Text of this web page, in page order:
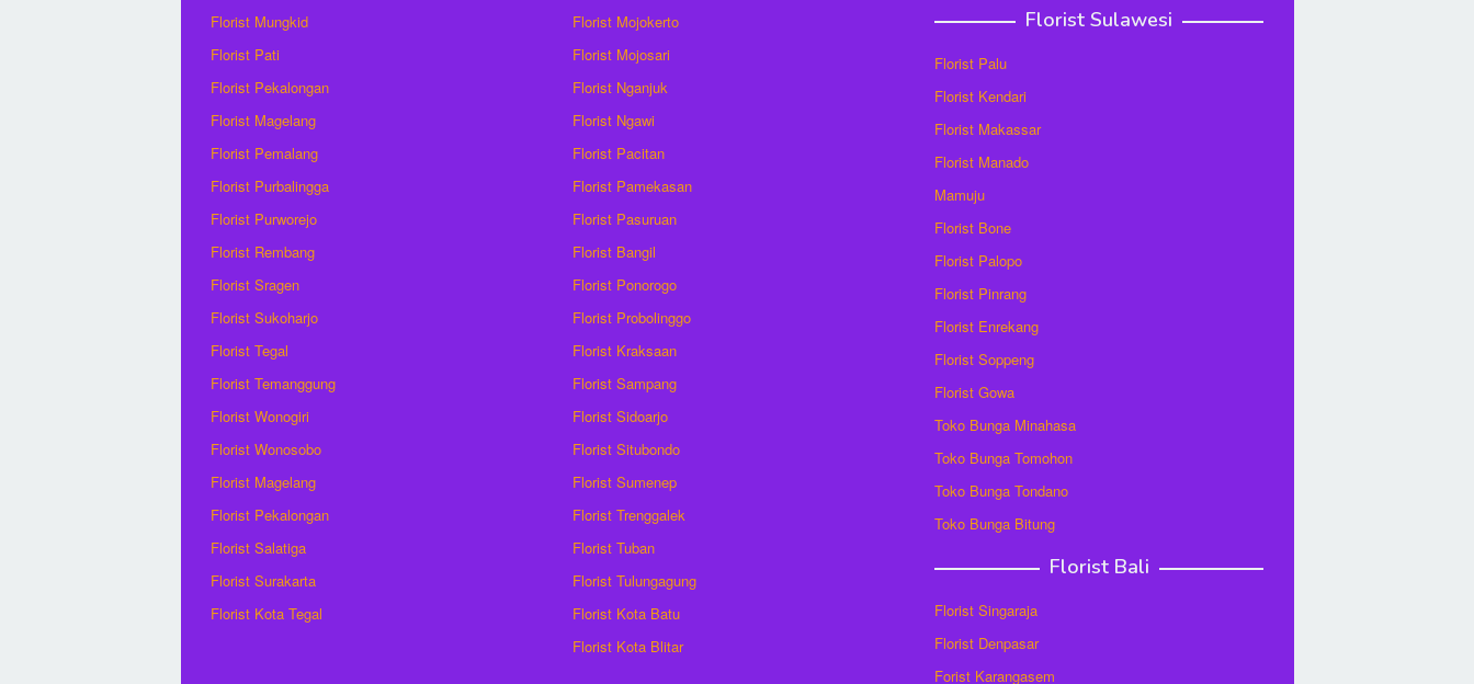
Florist Mungkid
Florist Pati
Florist Pekalongan
Florist Magelang
Florist Pemalang
Florist Purbalingga
Florist Purworejo
Florist Rembang
Florist Sragen
Florist Sukoharjo
Florist Tegal
Florist Temanggung
Florist Wonogiri
Florist Wonosobo
Florist Magelang
Florist Pekalongan
Florist Salatiga
Florist Surakarta
Florist Kota Tegal
Florist Mojokerto
Florist Mojosari
Florist Nganjuk
Florist Ngawi
Florist Pacitan
Florist Pamekasan
Florist Pasuruan
Florist Bangil
Florist Ponorogo
Florist Probolinggo
Florist Kraksaan
Florist Sampang
Florist Sidoarjo
Florist Situbondo
Florist Sumenep
Florist Trenggalek
Florist Tuban
Florist Tulungagung
Florist Kota Batu
Florist Kota Blitar
Florist Sulawesi
Florist Palu
Florist Kendari
Florist Makassar
Florist Manado
Mamuju
Florist Bone
Florist Palopo
Florist Pinrang
Florist Enrekang
Florist Soppeng
Florist Gowa
Toko Bunga Minahasa
Toko Bunga Tomohon
Toko Bunga Tondano
Toko Bunga Bitung
Florist Bali
Florist Singaraja
Florist Denpasar
Forist Karangasem